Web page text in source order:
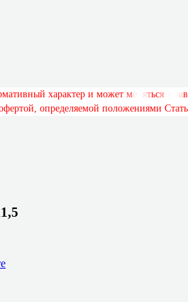
мативный характер и может мен яться ав
фертой, определяемой положениями Стать